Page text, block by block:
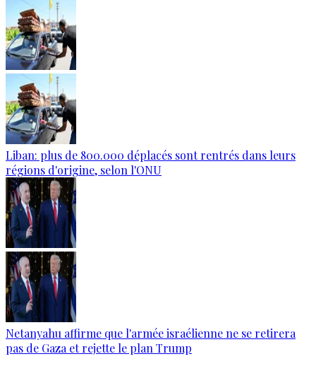
Liban: plus de 800.000 déplacés sont rentrés dans leurs
régions d'origine, selon l'ONU
Netanyahu affirme que l'armée israélienne ne se retirera
pas de Gaza et rejette le plan Trump